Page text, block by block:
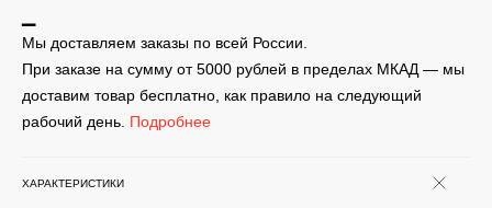
Мы доставляем заказы по всей России.
При заказе на сумму от 5000 рублей в пределах МКАД — мы
доставим товар бесплатно, как правило на следующий
рабочий день. Подробнее
ХАРАКТЕРИСТИКИ